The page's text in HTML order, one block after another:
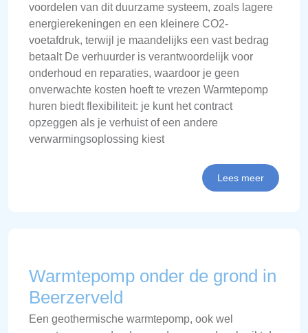
voordelen van dit duurzame systeem, zoals lagere
energierekeningen en een kleinere CO2-
voetafdruk, terwijl je maandelijks een vast bedrag
betaalt De verhuurder is verantwoordelijk voor
onderhoud en reparaties, waardoor je geen
onverwachte kosten hoeft te vrezen Warmtepomp
huren biedt flexibiliteit: je kunt het contract
opzeggen als je verhuist of een andere
verwarmingsoplossing kiest
Lees meer
Warmtepomp onder de grond in
Beerzerveld
Een geothermische warmtepomp, ook wel